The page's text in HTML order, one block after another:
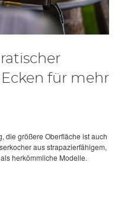
Ecken für mehr
die größere Oberfläche ist auch
aus strapazierfähigem,
herkömmliche Modelle.